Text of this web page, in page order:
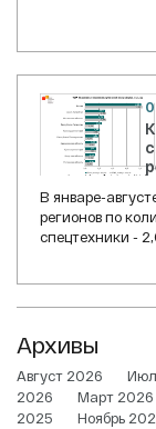
В январе-
регионов по
спецтехники -
Архивы
Август 2026
2026
Март 2026
2025
Ноябрь